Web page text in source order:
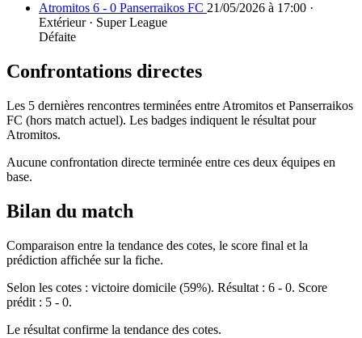
Atromitos 6 - 0 Panserraikos FC 21/05/2026 à 17:00 ·
Extérieur · Super League
Défaite
Confrontations directes
Les 5 dernières rencontres terminées entre Atromitos et Panserraikos
FC (hors match actuel). Les badges indiquent le résultat pour
Atromitos.
Aucune confrontation directe terminée entre ces deux équipes en
base.
Bilan du match
Comparaison entre la tendance des cotes, le score final et la
prédiction affichée sur la fiche.
Selon les cotes : victoire domicile (59%). Résultat : 6 - 0. Score
prédit : 5 - 0.
Le résultat confirme la tendance des cotes.